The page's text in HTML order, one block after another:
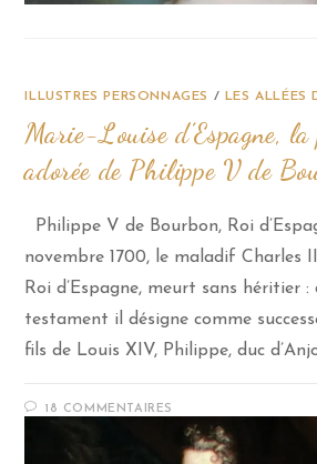
ILLUSTRES PERSONNAGES / LES ALLÉES
Marie-Louise d’Espagne,
adorée de Philippe V de
Philippe V de Bourbon, Roi
novembre 1700, le maladif Charles
Roi d’Espagne, meurt sans héritier :
testament il désigne comme
fils de Louis XIV, Philippe, duc
18 COMMENTAIRES